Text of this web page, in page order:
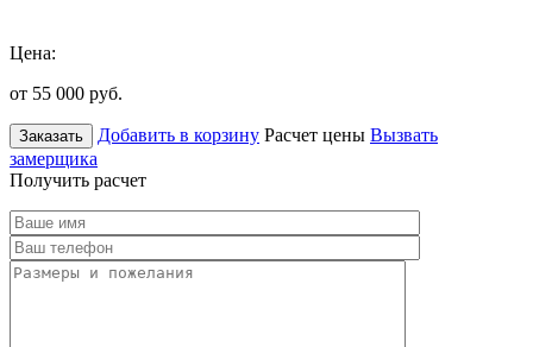
Цена:
от 55 000 руб.
Заказать Добавить в корзину Расчет цены Вызвать
замерщика
Получить расчет